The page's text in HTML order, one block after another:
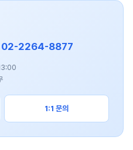
02-2264-8877
1:1 문의